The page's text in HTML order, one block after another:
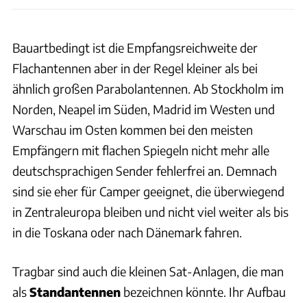
Bauartbedingt ist die Empfangsreichweite der
Flachantennen aber in der Regel kleiner als bei
ähnlich großen Parabolantennen. Ab Stockholm im
Norden, Neapel im Süden, Madrid im Westen und
Warschau im Osten kommen bei den meisten
Empfängern mit flachen Spiegeln nicht mehr alle
deutschsprachigen Sender fehlerfrei an. Demnach
sind sie eher für Camper geeignet, die überwiegend
in Zentraleuropa bleiben und nicht viel weiter als bis
in die Toskana oder nach Dänemark fahren.
Tragbar sind auch die kleinen Sat-Anlagen, die man
alsStandantennen bezeichnen könnte. Ihr Aufbau